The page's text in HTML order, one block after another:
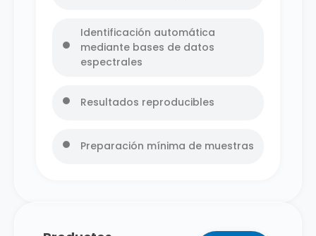
Identificación automática
mediante bases de datos
espectrales
Resultados reproducibles
Preparación mínima de muestras